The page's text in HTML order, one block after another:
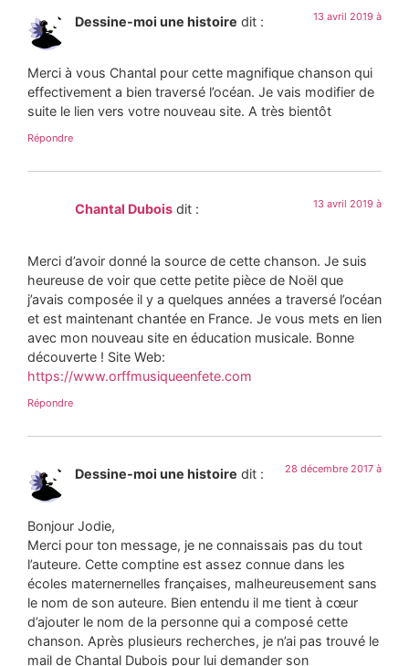
Dessine-moi une histoire dit : 13 avril 2019 à
Merci à vous Chantal pour cette magnifique chanson qui
effectivement a bien traversé l’océan. Je vais modifier de
suite le lien vers votre nouveau site. A très bientôt
Répondre
Chantal Dubois dit : 13 avril 2019 à
Merci d’avoir donné la source de cette chanson. Je suis
heureuse de voir que cette petite pièce de Noël que
j’avais composée il y a quelques années a traversé l’océan
et est maintenant chantée en France. Je vous mets en lien
avec mon nouveau site en éducation musicale. Bonne
découverte ! Site Web:
https://www.orffmusiqueenfete.com
Répondre
Dessine-moi une histoire dit : 28 décembre 2017 à
Bonjour Jodie,
Merci pour ton message, je ne connaissais pas du tout
l’auteure. Cette comptine est assez connue dans les
écoles maternernelles françaises, malheureusement sans
le nom de son auteure. Bien entendu il me tient à cœur
d’ajouter le nom de la personne qui a composé cette
chanson. Après plusieurs recherches, je n’ai pas trouvé le
mail de Chantal Dubois pour lui demander son